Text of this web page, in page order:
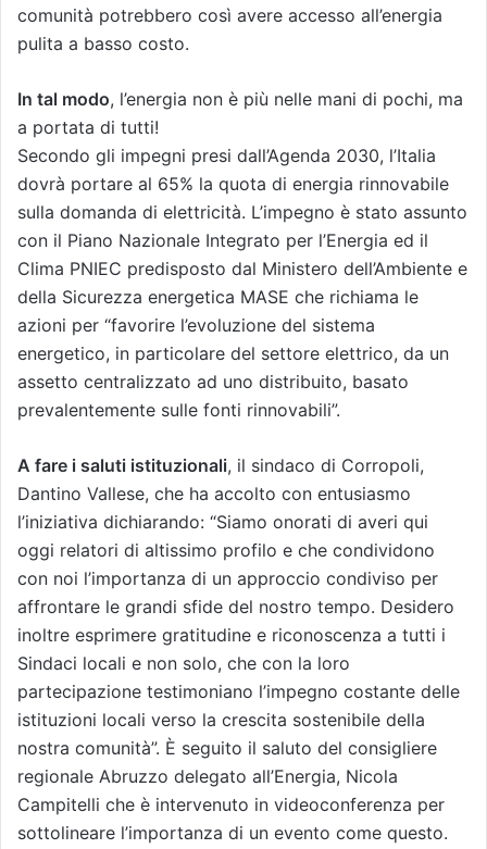
comunità potrebbero così avere accesso all’energia
pulita a basso costo.
In tal modo, l’energia non è più nelle mani di pochi, ma
a portata di tutti!
Secondo gli impegni presi dall’Agenda 2030, l’Italia
dovrà portare al 65% la quota di energia rinnovabile
sulla domanda di elettricità. L’impegno è stato assunto
con il Piano Nazionale Integrato per l’Energia ed il
Clima PNIEC predisposto dal Ministero dell’Ambiente e
della Sicurezza energetica MASE che richiama le
azioni per “favorire l’evoluzione del sistema
energetico, in particolare del settore elettrico, da un
assetto centralizzato ad uno distribuito, basato
prevalentemente sulle fonti rinnovabili”.
A fare i saluti istituzionali, il sindaco di Corropoli,
Dantino Vallese, che ha accolto con entusiasmo
l’iniziativa dichiarando: “Siamo onorati di averi qui
oggi relatori di altissimo profilo e che condividono
con noi l’importanza di un approccio condiviso per
affrontare le grandi sfide del nostro tempo. Desidero
inoltre esprimere gratitudine e riconoscenza a tutti i
Sindaci locali e non solo, che con la loro
partecipazione testimoniano l’impegno costante delle
istituzioni locali verso la crescita sostenibile della
nostra comunità”. È seguito il saluto del consigliere
regionale Abruzzo delegato all’Energia, Nicola
Campitelli che è intervenuto in videoconferenza per
sottolineare l’importanza di un evento come questo.